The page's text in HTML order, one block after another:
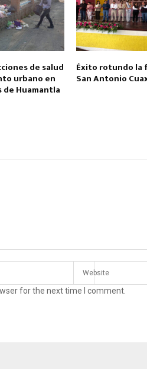
de salud
urbano en
de Huamantla
Éxito rotundo la
San Antonio
for the next time I comment.